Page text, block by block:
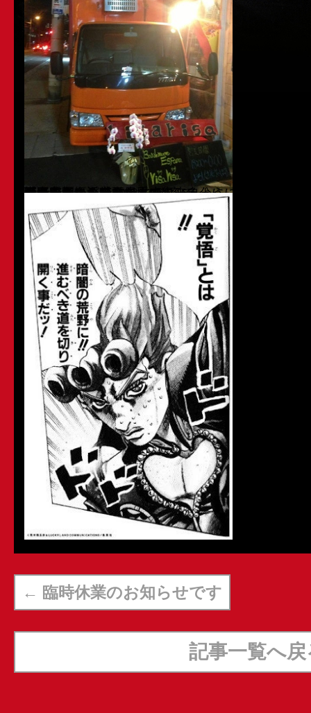
車で家を出る時
近所の人から、200%の確率で
職務質問される今日この頃
『あ！ッじッ自営なんです』
と
面白くない返答しか出来ない自分に
不甲斐なさを感じてます
そういう、返しも上手に出来るようになれたらな
何事も極めるのは、
極める覚悟が必要です
← 臨時休業のお知らせです
記事一覧へ戻